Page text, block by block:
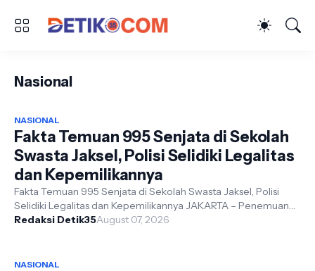
Nasional
NASIONAL
Fakta Temuan 995 Senjata di Sekolah
Swasta Jaksel, Polisi Selidiki Legalitas
dan Kepemilikannya
Fakta Temuan 995 Senjata di Sekolah Swasta Jaksel, Polisi
Selidiki Legalitas dan Kepemilikannya JAKARTA – Penemuan
995 pucuk senjata beser...
Redaksi Detik35August 07, 2026
NASIONAL